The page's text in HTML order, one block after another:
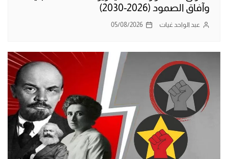
وآفاق الصمود (2026-2030)
عبد الواحد غيات 05/08/2026